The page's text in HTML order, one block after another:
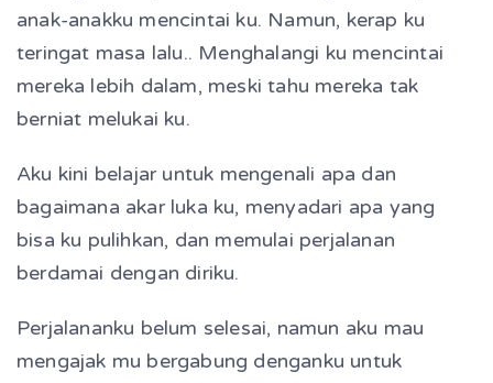
anak-anakku mencintai ku. Namun, kerap ku
teringat masa lalu.. Menghalangi ku mencintai
mereka lebih dalam, meski tahu mereka tak
berniat melukai ku.
Aku kini belajar untuk mengenali apa dan
bagaimana akar luka ku, menyadari apa yang
bisa ku pulihkan, dan memulai perjalanan
berdamai dengan diriku.
Perjalananku belum selesai, namun aku mau
mengajak mu bergabung denganku untuk